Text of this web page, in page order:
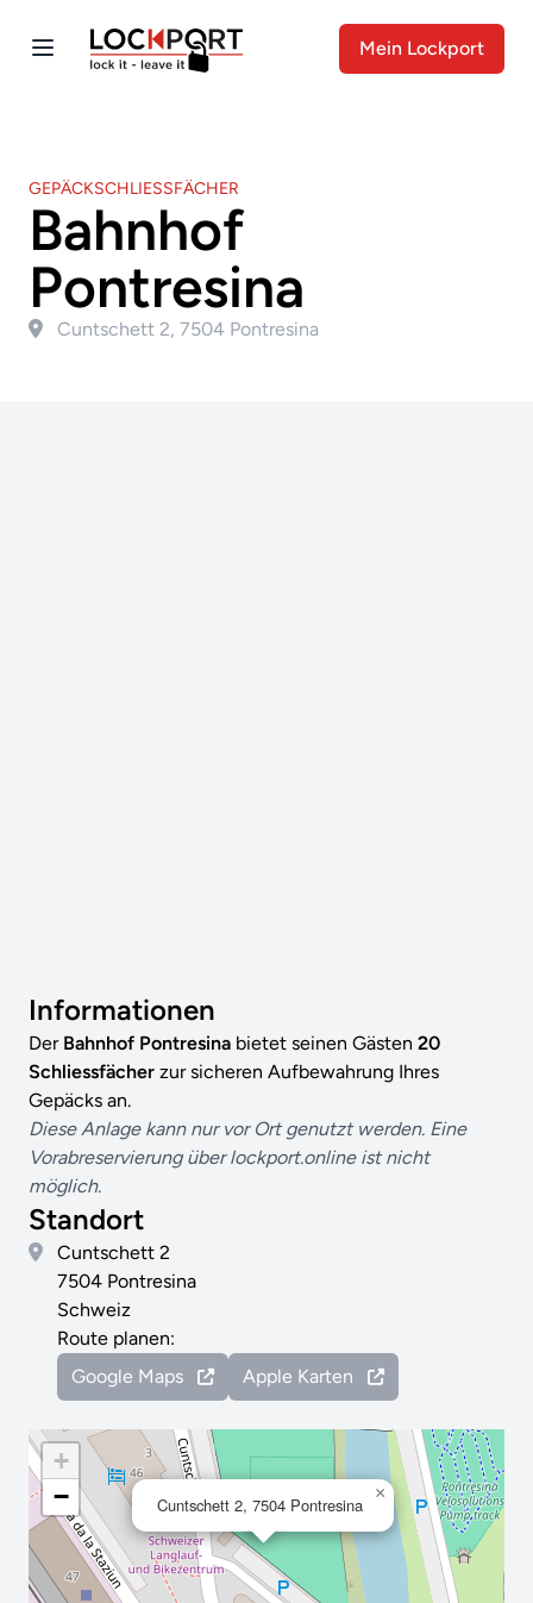
Mein Lockport
GEPÄCKSCHLIESSFÄCHER
Bahnhof
Pontresina
Cuntschett 2, 7504 Pontresina
Informationen
Der Bahnhof Pontresina bietet seinen Gästen 20
Schliessfächer zur sicheren Aufbewahrung Ihres
Gepäcks an.
Diese Anlage kann nur vor Ort genutzt werden. Eine
Vorabreservierung über lockport.online ist nicht
möglich.
Standort
Cuntschett 2
7504 Pontresina
Schweiz
Route planen:
Google Maps
Apple Karten
Cuntschett 2, 7504 Pontresina
×
+
−